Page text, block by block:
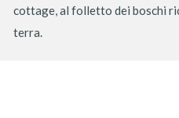
cottage, al folletto dei boschi
terra.